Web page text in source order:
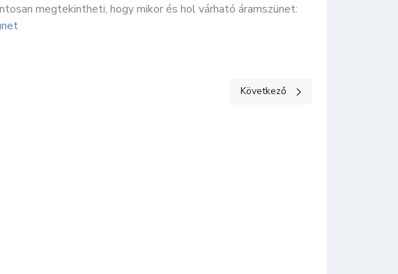
megtekintheti, hogy mikor és hol várható áramszünet:
Következő cikk: Képviselő-
Következő